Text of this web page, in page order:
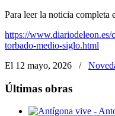
Para leer la noticia completa
https://www.diariodeleon.es/
torbado-medio-siglo.html
El 12 mayo, 2026
/
Últimas obras